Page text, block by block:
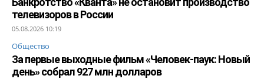
телевизоров в России
05.08.2026 10:19
Общество
За первые выходные фильм «Человек-паук: Новый
день» собрал 927 млн долларов